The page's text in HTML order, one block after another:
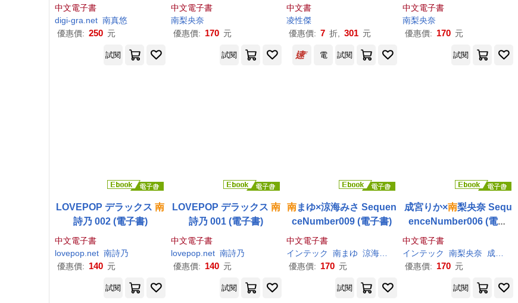
中文電子書
digi-gra.net 南真悠
優惠價: 250 元
真集 Vol.03 (電子書)
中文電子書
南梨央奈
優惠價: 170 元
中文書
凌性傑
優惠價: 7 折, 301 元
真集 Vol.02 (電子書)
中文電子書
南梨央奈
優惠價: 170 元
試閱 試閱 電 試閱 試閱
LOVEPOP デラックス 南
詩乃 002 (電子書)
中文電子書
lovepop.net 南詩乃
優惠價: 140 元
LOVEPOP デラックス 南
詩乃 001 (電子書)
中文電子書
lovepop.net 南詩乃
優惠價: 140 元
南まゆ×涼海みさ Sequen
ceNumber009 (電子書)
中文電子書
インテック
南まゆ 涼海みさ
優惠價: 170 元
成宮りか×南梨央奈 Sequ
enceNumber006 (電子
中文電子書
インテック
南梨央奈
成宮りか
優惠價: 170 元
試閱 試閱 試閱 試閱